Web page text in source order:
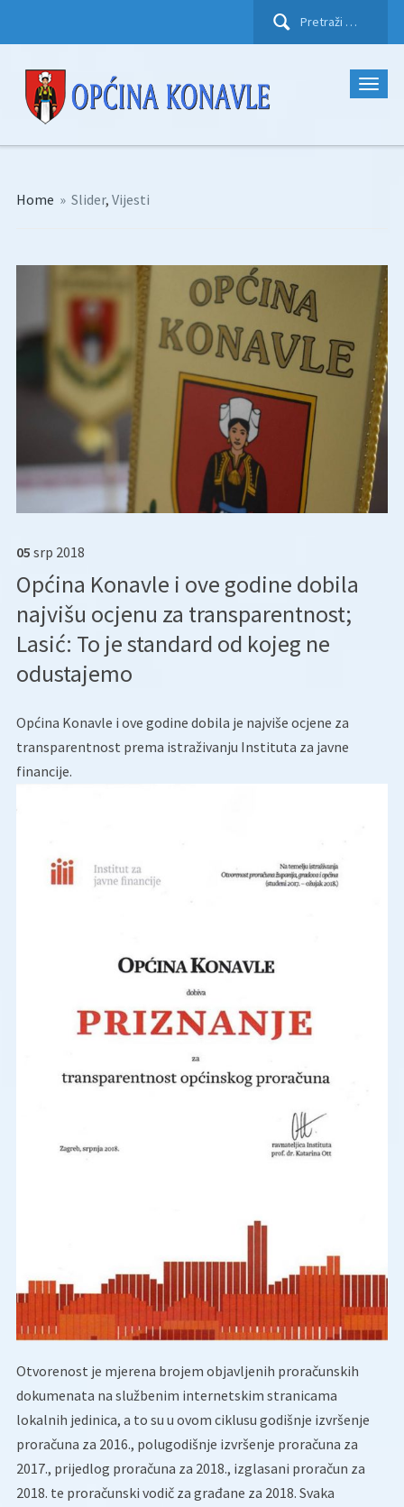
Pretraži:
Home » Slider, Vijesti
05 srp 2018
Općina Konavle i ove godine dobila
najvišu ocjenu za transparentnost;
Lasić: To je standard od kojeg ne
odustajemo
Općina Konavle i ove godine dobila je najviše ocjene za
transparentnost prema istraživanju Instituta za javne
financije.
Otvorenost je mjerena brojem objavljenih proračunskih
dokumenata na službenim internetskim stranicama
lokalnih jedinica, a to su u ovom ciklusu godišnje izvršenje
proračuna za 2016., polugodišnje izvršenje proračuna za
2017., prijedlog proračuna za 2018., izglasani proračun za
2018. te proračunski vodič za građane za 2018. Svaka